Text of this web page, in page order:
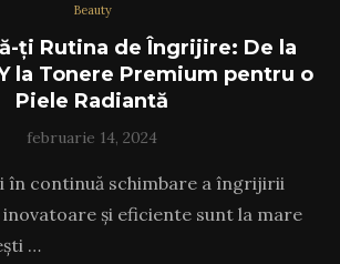
Beauty
ți Rutina de Îngrijire: De la
la Tonere Premium pentru o
Piele Radiantă
februarie 14, 2024
în continuă schimbare a îngrijirii
și eficiente sunt la mare
…